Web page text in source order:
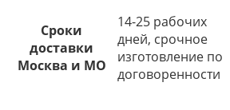
Сроки
доставки
Москва и МО
14-25 рабочих
дней, срочное
изготовление по
договоренности